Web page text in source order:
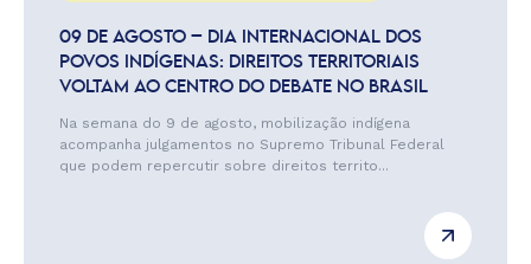
09 DE AGOSTO – DIA INTERNACIONAL DOS
POVOS INDÍGENAS: DIREITOS TERRITORIAIS
VOLTAM AO CENTRO DO DEBATE NO BRASIL
Na semana do 9 de agosto, mobilização indígena
acompanha julgamentos no Supremo Tribunal Federal
que podem repercutir sobre direitos territo...